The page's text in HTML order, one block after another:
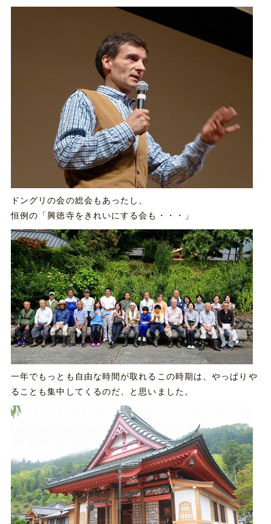
ドングリの会の総会もあったし、
恒例の「興徳寺をきれいにする会も・・・」
一年でもっとも自由な時間が取れるこの時期は、やっぱりや
ることも集中してくるのだ、と思いました。